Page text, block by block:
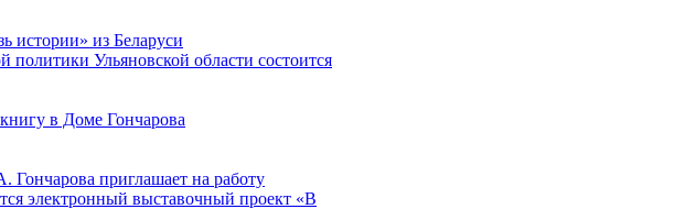
истории» из Беларуси
политики Ульяновской области состоится
в Доме Гончарова
Гончарова приглашает на работу
электронный выставочный проект «В